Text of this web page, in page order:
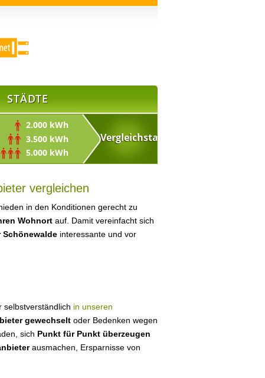
STÄDTE
2.000 kWh
3.500 kWh
5.000 kWh
vergleichen
in den Konditionen gerecht zu
Wohnort auf. Damit vereinfacht sich
interessante und vor
selbstverständlich in unseren
gewechselt oder Bedenken wegen
sich Punkt für Punkt überzeugen
ausmachen, Ersparnisse von